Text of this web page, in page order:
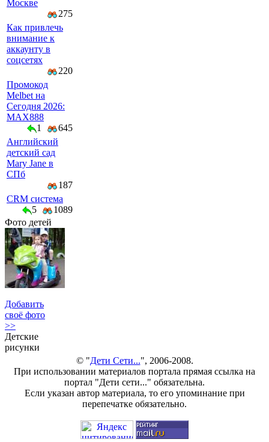
Москве
275
Как привлечь
внимание к
аккаунту в
соцсетях
220
Промокод
Melbet на
Сегодня 2026:
MAX888
1
645
Английский
детский сад
Mary Jane в
СПб
187
CRM система
5
1089
Фото детей
Добавить
своё фото
>>
Детские
рисунки
© "Дети Сети...", 2006-2008.
При использовании материалов портала прямая ссылка на
портал "Дети сети..." обязательна.
Если указан автор материала, то его упоминание при
перепечатке обязательно.